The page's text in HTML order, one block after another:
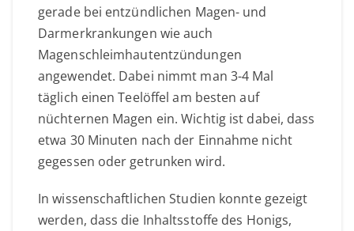
gerade bei entzündlichen Magen- und
Darmerkrankungen wie auch
Magenschleimhautentzündungen
angewendet. Dabei nimmt man 3-4 Mal
täglich einen Teelöffel am besten auf
nüchternen Magen ein. Wichtig ist dabei, dass
etwa 30 Minuten nach der Einnahme nicht
gegessen oder getrunken wird.
In wissenschaftlichen Studien konnte gezeigt
werden, dass die Inhaltsstoffe des Honigs,